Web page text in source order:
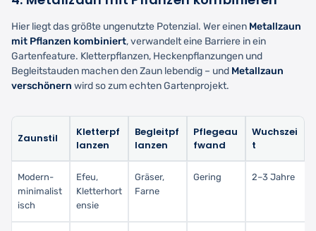
Hier liegt das größte ungenutzte Potenzial. Wer einen Metallzaun
mit Pflanzen kombiniert, verwandelt eine Barriere in ein
Gartenfeature. Kletterpflanzen, Heckenpflanzungen und
Begleitstauden machen den Zaun lebendig – und Metallzaun
verschönern wird so zum echten Gartenprojekt.
Zaunstil
Kletterpf
lanzen
Begleitpf
lanzen
Pflegeau
fwand
Wuchszei
t
Modern-
minimalist
isch
Efeu,
Kletterhort
ensie
Gräser,
Farne
Gering 2–3 Jahre